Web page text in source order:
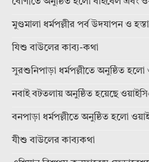
বোর্ণীতে অনুষ্ঠিত হলো বাইবেল এবং
মুণ্ডমালা ধর্মপল্লীর পর্ব উদযাপন ও
যিশু বাউলের কাব্য-কথা
সুরশুনিপাড়া ধর্মপল্লীতে অনুষ্ঠিত হলো
নবাই বটতলায় অনুষ্ঠিত হয়েছে
বনপাড়া ধর্মপল্লীতে অনুষ্ঠিত হলো
যীশু বাউলের কাব্যকথা